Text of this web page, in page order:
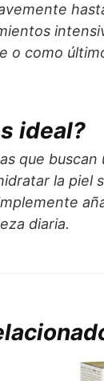
o como
ideal?
que buscan
la piel
diaria.